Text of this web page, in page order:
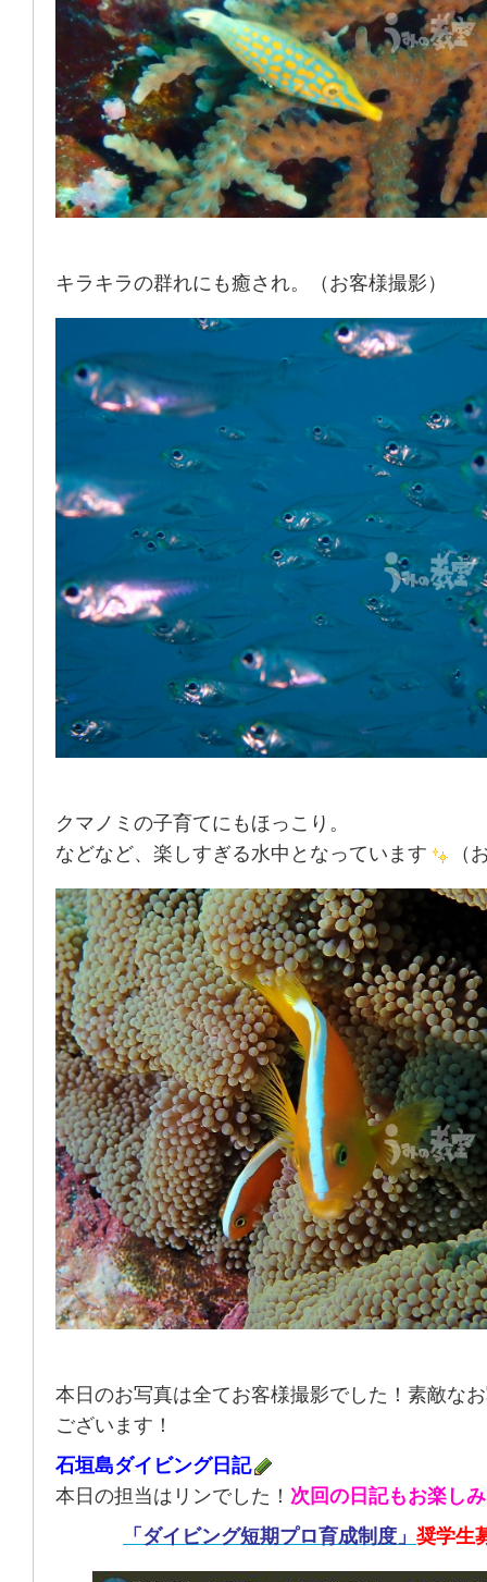
キラキラの群れにも癒され。（お客様撮影）
クマノミの子育てにもほっこり。
などなど、楽しすぎる水中となっています
（
本日のお写真は全てお客様撮影でした！素敵な
ございます！
石垣島ダイビング日記
本日の担当はリンでした！ 次回の日記もお楽し
「ダイビング短期プロ育成制度」 奨学生